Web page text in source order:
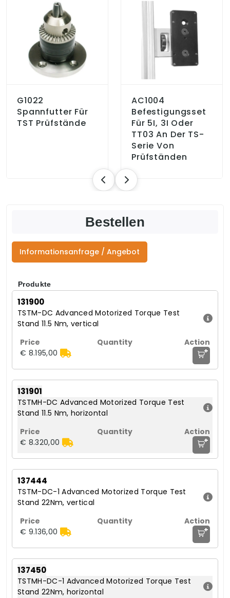
G1022
Spannfutter Für
TST Prüfstände
AC1004
Befestigungsset
Für 5I, 3I Oder
TT03 An Der TS-
Serie Von
Prüfständen
Bestellen
Informationsanfrage / Angebot
Produkte
131900
TSTM-DC Advanced Motorized Torque Test
Stand 11.5 Nm, vertical
€ 8.195,00 +
131901
TSTMH-DC Advanced Motorized Torque Test
Stand 11.5 Nm, horizontal
€ 8.320,00 +
137444
TSTM-DC-1 Advanced Motorized Torque Test
Stand 22Nm, vertical
€ 9.136,00 +
137450
TSTMH-DC-1 Advanced Motorized Torque Test
Stand 22Nm, horizontal